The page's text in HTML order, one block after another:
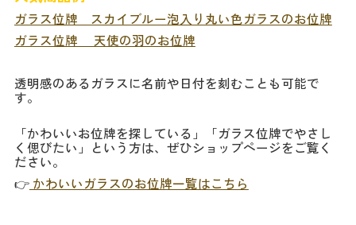
ガラス位牌 スカイブルー泡入り丸い色ガラスのお位牌
ガラス位牌 天使の羽のお位牌
透明感のあるガラスに名前や日付を刻むことも可能で
す。
「かわいいお位牌を探している」「ガラス位牌でやさし
く偲びたい」という方は、ぜひショップページをご覧く
ださい。
👉かわいいガラスのお位牌一覧はこちら